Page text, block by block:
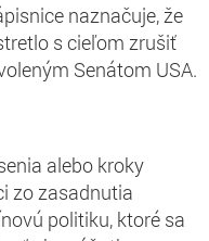
naznačuje, že
s cieľom zrušiť
Senátom USA.
alebo kroky
zo zasadnutia
politiku, ktoré sa